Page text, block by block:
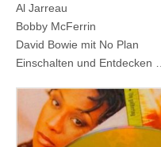
Al Jarreau
Bobby McFerrin
David Bowie mit No Plan
Einschalten und Entdecken …